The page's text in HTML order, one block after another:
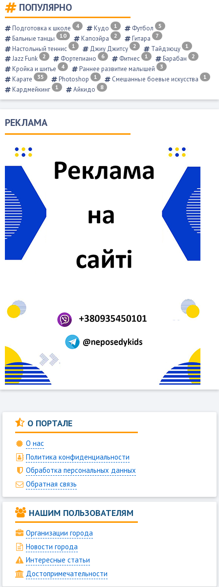
ПОПУЛЯРНО
Подготовка к школе 4 Кудо 1 Футбол 5
Бальные танцы 10 Капоэйра 2 Гитара 7
Настольный теннис 1 Джиу Джитсу 2 Тайдзюцу 1
Jazz Funk 2 Фортепиано 6 Фитнес 1 Барабан 2
Кройка и шитье 4 Раннее развитие малышей 3
Карате 35 Photoshop 1 Смешанные боевые искусства 1
Кардмейкинг 1 Айкидо 8
РЕКЛАМА
О ПОРТАЛЕ
О нас
Политика конфиденциальности
Обработка персональных данных
Обратная связь
НАШИМ ПОЛЬЗОВАТЕЛЯМ
Организации города
Новости города
Интересные статьи
Достопримечательности